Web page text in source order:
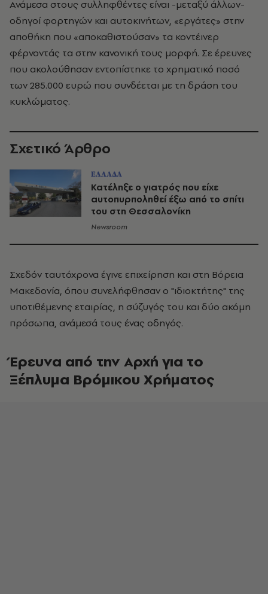
Ανάμεσα στους συλληφθέντες είναι -μεταξύ άλλων-
οδηγοί φορτηγών και αυτοκινήτων, «εργάτες» στην
αποθήκη που «αποκαθιστούσαν» τα κοντέινερ
φέρνοντάς τα στην κανονική τους μορφή. Σε έρευνες
που ακολούθησαν εντοπίστηκε το χρηματικό ποσό
των 285.000 ευρώ που συνδέεται με τη δράση του
κυκλώματος.
Σχετικό Άρθρο
ΕΛΛΑΔΑ
Κατέληξε ο γιατρός που είχε
αυτοπυρποληθεί έξω από το σπίτι
του στη Θεσσαλονίκη
Newsroom
Σχεδόν ταυτόχρονα έγινε επιχείρηση και στη Βόρεια
Μακεδονία, όπου συνελήφθησαν ο "ιδιοκτήτης" της
υποτιθέμενης εταιρίας, η σύζυγός του και δύο ακόμη
πρόσωπα, ανάμεσά τους ένας οδηγός.
Έρευνα από την Αρχή για το
Ξέπλυμα Βρόμικου Χρήματος